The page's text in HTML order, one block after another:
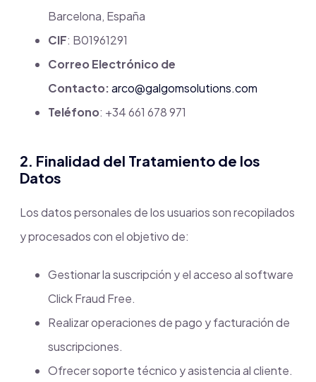
Barcelona, España
CIF: B01961291
Correo Electrónico de
Contacto:arco@galgomsolutions.com
Teléfono: +34 661 678 971
2. Finalidad del Tratamiento de los
Datos
Los datos personales de los usuarios son recopilados
y procesados con el objetivo de:
Gestionar la suscripción y el acceso al software
Click Fraud Free.
Realizar operaciones de pago y facturación de
suscripciones.
Ofrecer soporte técnico y asistencia al cliente.